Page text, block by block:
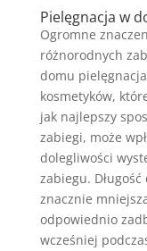
Pielęgnacja w
Ogromne
różnorodnych
domu
kosmetyków,
jak najlepszy
zabiegi, może
dolegliwości
zabiegu.
znacznie
odpowiednio
wcześniej